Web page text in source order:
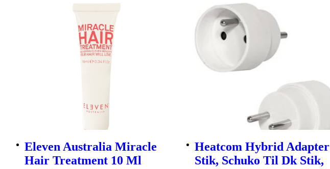
Eleven Australia Miracle
Hair Treatment 10 Ml
Heatcom Hybrid Adapter
Stik, Schuko Til Dk Stik,